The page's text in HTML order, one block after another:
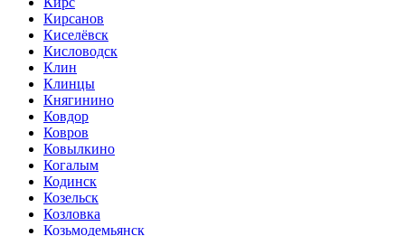
Кирсанов
Киселёвск
Кисловодск
Клин
Клинцы
Княгинино
Ковдор
Ковров
Ковылкино
Когалым
Кодинск
Козельск
Козловка
Козьмодемьянск